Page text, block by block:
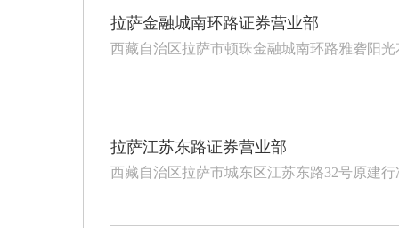
拉萨金融城南环路证券营业部
西藏自治区拉萨市顿珠金融城南环路雅砻阳光
拉萨江苏东路证券营业部
西藏自治区拉萨市城东区江苏东路32号原建